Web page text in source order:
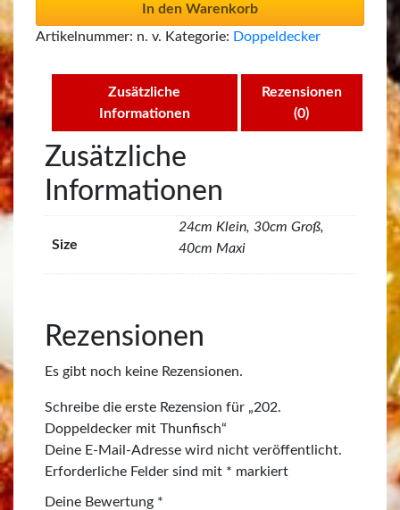
In den Warenkorb
Artikelnummer: n. v. Kategorie: Doppeldecker
Zusätzliche
Informationen
Rezensionen
(0)
Zusätzliche
Informationen
Size
24cm Klein, 30cm Groß,
40cm Maxi
Rezensionen
Es gibt noch keine Rezensionen.
Schreibe die erste Rezension für „202.
Doppeldecker mit Thunfisch“
Deine E-Mail-Adresse wird nicht veröffentlicht.
Erforderliche Felder sind mit * markiert
Deine Bewertung *